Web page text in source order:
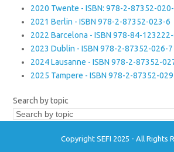
2020 Twente - ISBN: 978-2-87352-
2021 Berlin - ISBN 978-2-87352-023-6
2022 Barcelona - ISBN 978-84-
2023 Dublin - ISBN 978-2-87352-026-7
2024 Lausanne - ISBN 978-2-87352-
2025 Tampere - ISBN 978-2-87352-
Search by topic
Copyright SEFI 2025 - All Rights